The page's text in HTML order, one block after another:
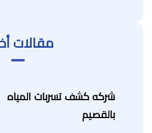
مقالات
شركه كشف تسربات المياه
بالقصيم